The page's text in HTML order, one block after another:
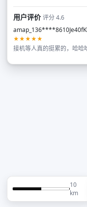
用户评价评分 4.6
★★★★★
接机等人真的挺累的，哈哈
10
km